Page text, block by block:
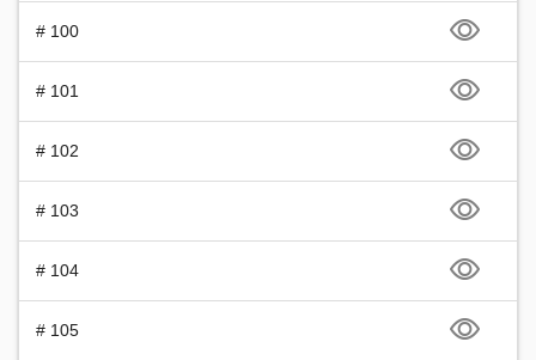
# 100
# 101
# 102
# 103
# 104
# 105